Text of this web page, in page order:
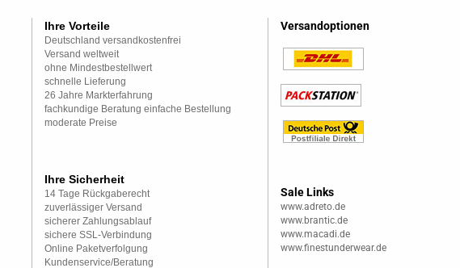
Ihre Vorteile
Deutschland versandkostenfrei
Versand weltweit
ohne Mindestbestellwert
schnelle Lieferung
26 Jahre Markterfahrung
fachkundige Beratung einfache Bestellung
moderate Preise
Ihre Sicherheit
14 Tage Rückgaberecht
zuverlässiger Versand
sicherer Zahlungsablauf
sichere SSL-Verbindung
Online Paketverfolgung
Kundenservice/Beratung
Versandoptionen
Sale Links
www.adreto.de
www.brantic.de
www.macadi.de
www.finestunderwear.de